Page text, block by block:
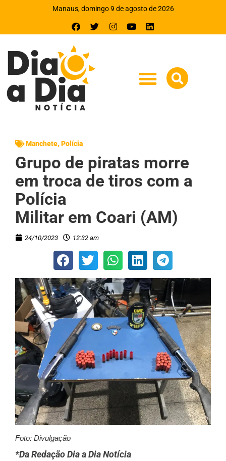
Manaus, domingo 9 de agosto de 2026
Manchete, Polícia
Grupo de piratas morre
em troca de tiros com a
Polícia
Militar em Coari (AM)
24/10/2023 12:32 am
Foto: Divulgação
*Da Redação Dia a Dia Notícia